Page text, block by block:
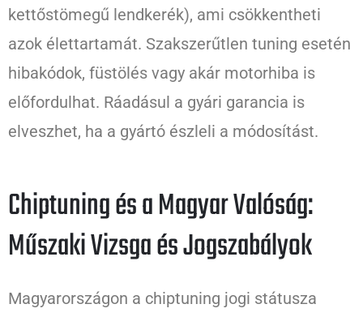
kettőstömegű lendkerék), ami csökkentheti
azok élettartamát. Szakszerűtlen tuning esetén
hibakódok, füstölés vagy akár motorhiba is
előfordulhat. Ráadásul a gyári garancia is
elveszhet, ha a gyártó észleli a módosítást.
Chiptuning és a Magyar Valóság:
Műszaki Vizsga és Jogszabályok
Magyarországon a chiptuning jogi státusza